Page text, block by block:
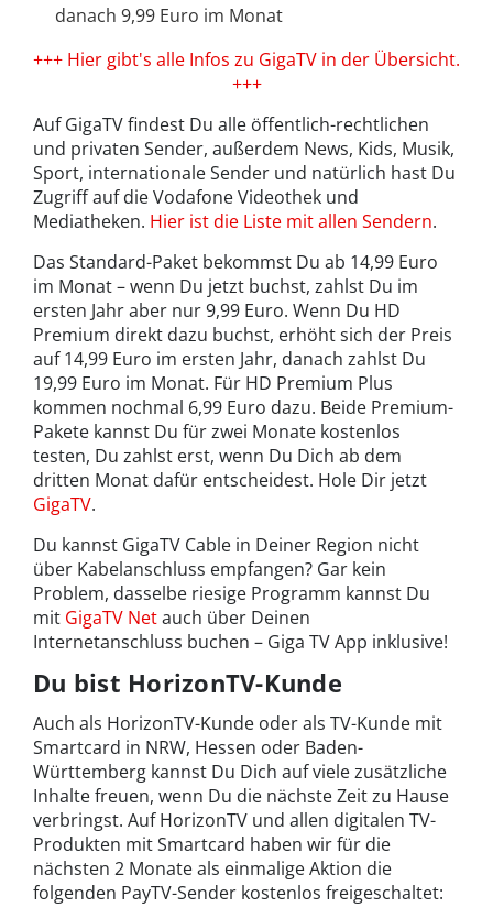
danach 9,99 Euro im Monat
+++ Hier gibt's alle Infos zu GigaTV in der Übersicht.
+++
Auf GigaTV findest Du alle öffentlich-rechtlichen
und privaten Sender, außerdem News, Kids, Musik,
Sport, internationale Sender und natürlich hast Du
Zugriff auf die Vodafone Videothek und
Mediatheken. Hier ist die Liste mit allen Sendern.
Das Standard-Paket bekommst Du ab 14,99 Euro
im Monat – wenn Du jetzt buchst, zahlst Du im
ersten Jahr aber nur 9,99 Euro. Wenn Du HD
Premium direkt dazu buchst, erhöht sich der Preis
auf 14,99 Euro im ersten Jahr, danach zahlst Du
19,99 Euro im Monat. Für HD Premium Plus
kommen nochmal 6,99 Euro dazu. Beide Premium-
Pakete kannst Du für zwei Monate kostenlos
testen, Du zahlst erst, wenn Du Dich ab dem
dritten Monat dafür entscheidest. Hole Dir jetzt
GigaTV.
Du kannst GigaTV Cable in Deiner Region nicht
über Kabelanschluss empfangen? Gar kein
Problem, dasselbe riesige Programm kannst Du
mit GigaTV Netauch über Deinen
Internetanschluss buchen – Giga TV App inklusive!
Du bist HorizonTV-Kunde
Auch als HorizonTV-Kunde oder als TV-Kunde mit
Smartcard in NRW, Hessen oder Baden-
Württemberg kannst Du Dich auf viele zusätzliche
Inhalte freuen, wenn Du die nächste Zeit zu Hause
verbringst. Auf HorizonTV und allen digitalen TV-
Produkten mit Smartcard haben wir für die
nächsten 2 Monate als einmalige Aktion die
folgenden PayTV-Sender kostenlos freigeschaltet: